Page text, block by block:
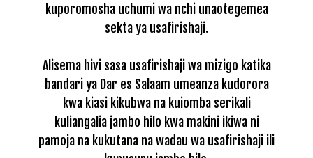
kuporomosha uchumi wa nchi unaotegemea
sekta ya usafirishaji.
Alisema hivi sasa usafirishaji wa mizigo katika
bandari ya Dar es Salaam umeanza kudorora
kwa kiasi kikubwa na kuiomba serikali
kuliangalia jambo hilo kwa makini ikiwa ni
pamoja na kukutana na wadau wa usafirishaji ili